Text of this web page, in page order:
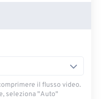
il flusso video.
seleziona "Auto"